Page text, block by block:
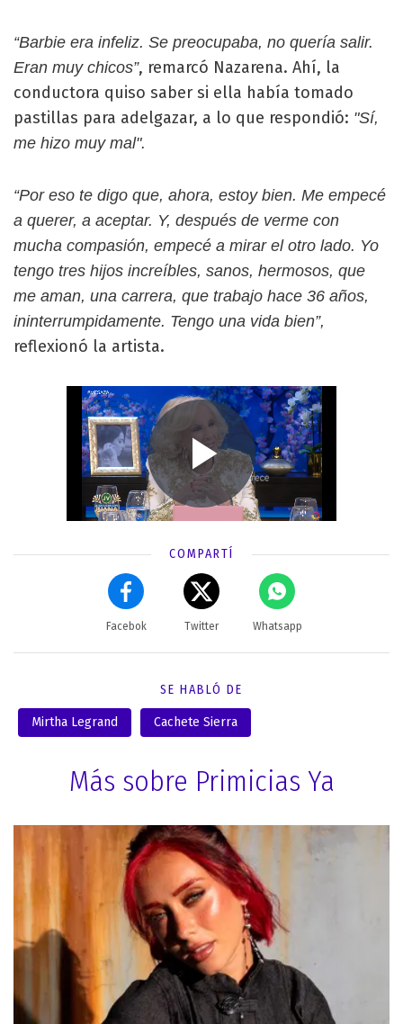
“Barbie era infeliz. Se preocupaba, no quería salir.
Eran muy chicos”, remarcó Nazarena. Ahí, la
conductora quiso saber si ella había tomado
pastillas para adelgazar, a lo que respondió: "Sí,
me hizo muy mal".
“Por eso te digo que, ahora, estoy bien. Me empecé
a querer, a aceptar. Y, después de verme con
mucha compasión, empecé a mirar el otro lado. Yo
tengo tres hijos increíbles, sanos, hermosos, que
me aman, una carrera, que trabajo hace 36 años,
ininterrumpidamente. Tengo una vida bien”,
reflexionó la artista.
COMPARTÍ
Facebok Twitter Whatsapp
SE HABLÓ DE
Mirtha Legrand Cachete Sierra
Más sobre Primicias Ya